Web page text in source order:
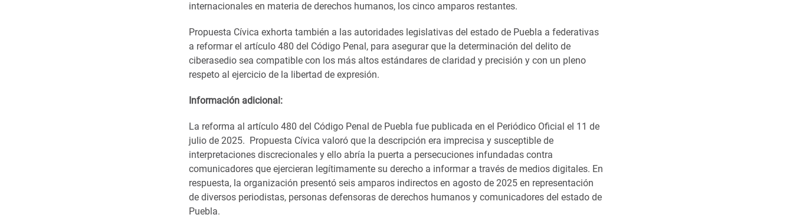
internacionales en materia de derechos humanos, los cinco amparos restantes.
Propuesta Cívica exhorta también a las autoridades legislativas del estado de Puebla a federativas
a reformar el artículo 480 del Código Penal, para asegurar que la determinación del delito de
ciberasedio sea compatible con los más altos estándares de claridad y precisión y con un pleno
respeto al ejercicio de la libertad de expresión.
Información adicional:
La reforma al artículo 480 del Código Penal de Puebla fue publicada en el Periódico Oficial el 11 de
julio de 2025. Propuesta Cívica valoró que la descripción era imprecisa y susceptible de
interpretaciones discrecionales y ello abría la puerta a persecuciones infundadas contra
comunicadores que ejercieran legítimamente su derecho a informar a través de medios digitales. En
respuesta, la organización presentó seis amparos indirectos en agosto de 2025 en representación
de diversos periodistas, personas defensoras de derechos humanos y comunicadores del estado de
Puebla.